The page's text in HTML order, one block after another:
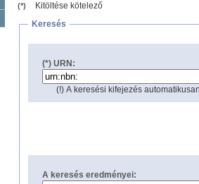
(*)
Kitöltése kötelező
Keresés
(*) URN:
(!) A keresési kifejezés
A keresés eredményei: